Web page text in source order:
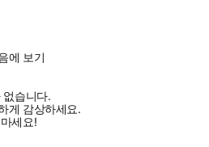
에 보기
없습니다.
게 감상하세요.
세요!